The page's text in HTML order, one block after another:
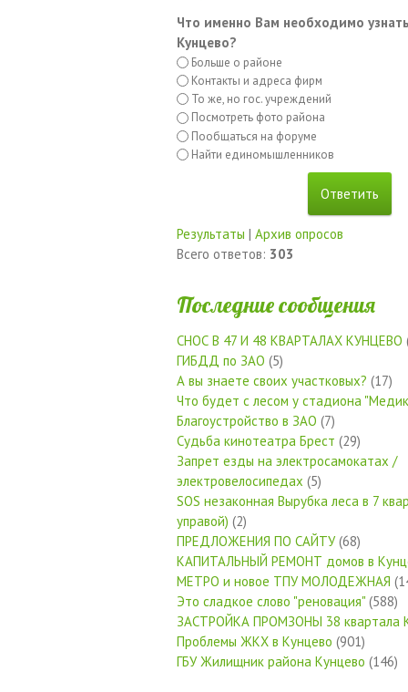
Что именно Вам необходимо
Кунцево?
Больше о районе
Контакты и адреса фирм
То же, но гос. учреждений
Посмотреть фото района
Пообщаться на форуме
Найти единомышленников
Результаты | Архив опросов
Всего ответов: 303
Последние сообщения
СНОС В 47 И 48 КВАРТАЛАХ КУНЦЕВО
ГИБДД по ЗАО (5)
А вы знаете своих участковых? (17)
Что будет с лесом у стадиона
Благоустройство в ЗАО (7)
Судьба кинотеатра Брест (29)
Запрет езды на электросамокатах /
электровелосипедах (5)
SOS незаконная Вырубка леса в 7
управой) (2)
ПРЕДЛОЖЕНИЯ ПО САЙТУ(68)
КАПИТАЛЬНЫЙ РЕМОНТ домов в
МЕТРО и новое ТПУ МОЛОДЕЖНАЯ
Это сладкое слово "реновация" (588)
ЗАСТРОЙКА ПРОМЗОНЫ 38 квартала
Проблемы ЖКХ в Кунцево (901)
ГБУ Жилищник района Кунцево (146)